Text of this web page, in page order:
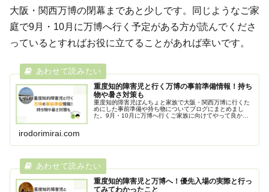
大阪・関西万博の閉幕まであと少しです。同じようなご家
庭で9月・10月に万博へ行く予定がある方が読んでくださ
っているとすればお役に立てることがあれば幸いです。
重度知的障害児と行く万博の事前準備情報！持ち
物や暑さ対策も
重度知的障害児ぼんちょと家族で大阪・関西万博に行くた
めにした事前準備や持ち物についてブログにまとめまし
た。9月・10月に万博へ行くご家族に向けてやって良かっ
irodorimirai.com
重度知的障害児と万博へ！優先入場の実際と行っ
てみてわかったこと